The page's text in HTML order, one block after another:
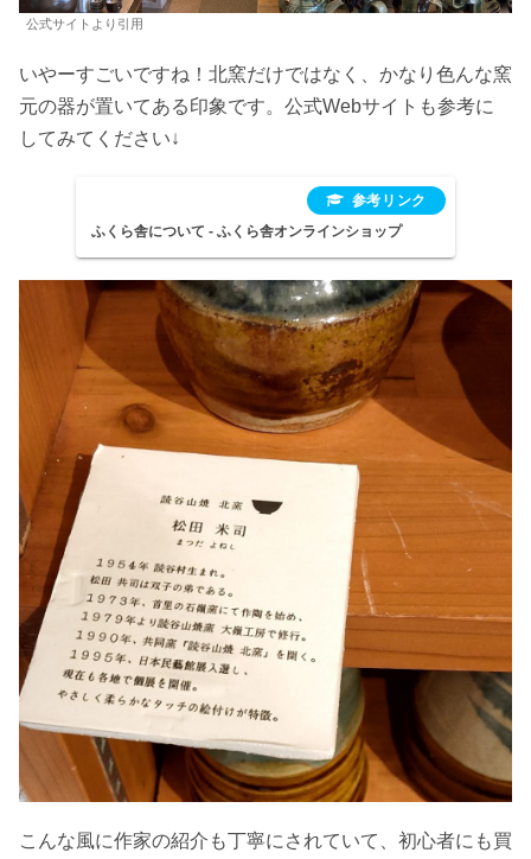
公式サイトより引用
いやーすごいですね！北窯だけではなく、かなり色んな窯
元の器が置いてある印象です。公式Webサイトも参考に
してみてください↓
ふくら舎について - ふくら舎オンラインショップ
こんな風に作家の紹介も丁寧にされていて、初心者にも買